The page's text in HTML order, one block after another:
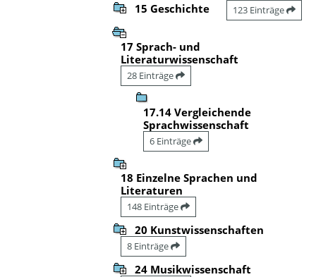
15 Geschichte 123 Einträge
17 Sprach- und
Literaturwissenschaft
28 Einträge
17.14 Vergleichende
Sprachwissenschaft
6 Einträge
18 Einzelne Sprachen und
Literaturen
148 Einträge
20 Kunstwissenschaften
8 Einträge
24 Musikwissenschaft